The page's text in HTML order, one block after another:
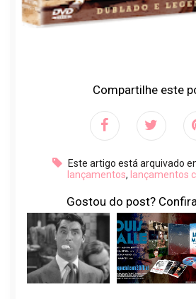
Compartilhe este
Este artigo está arquivado
lançamentos, lançamentos
Gostou do post?